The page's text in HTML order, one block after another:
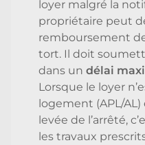
loyer malgré la
propriétaire peut
remboursement
tort. Il doit
dans undélai
Lorsque le loyer
logement (APL/
levée de l’arrêté,
les travaux